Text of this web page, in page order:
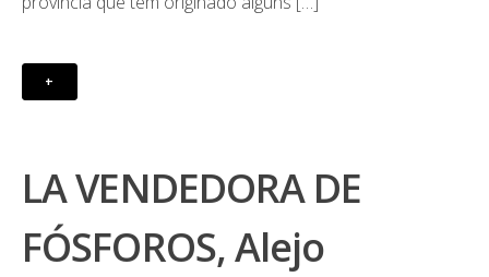
+
LA VENDEDORA DE
FÓSFOROS, Alejo